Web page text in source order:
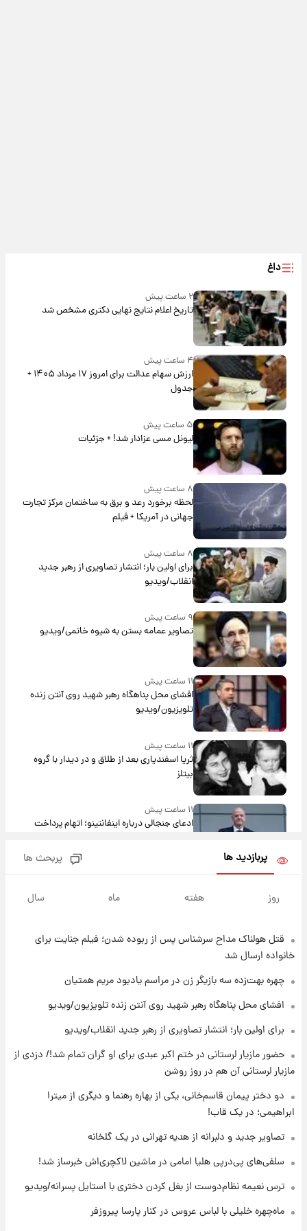
داغ
۲ ساعت پیش
تاریخ اعلام نتایج نهایی دکتری مشخص شد
۴ ساعت پیش
ارزش سهام عدالت برای امروز ۱۷ مرداد ۱۴۰۵ +
جدول
۵ ساعت پیش
لیونل مسی عزادار شد! + جزئیات
۸ ساعت پیش
لحظه برخورد رعد و برق به ساختمان مرکز تجارت
جهانی در آمریکا + فیلم
۸ ساعت پیش
برای اولین بار؛ انتشار تصاویری از رهبر جدید
انقلاب/ویدیو
۹ ساعت پیش
تصاویر عمامه بستن به شیوه خاتمی/ویدیو
۱۱ ساعت پیش
افشای محل پناهگاه‌ رهبر شهید روی آنتن زنده
تلویزیون/ویدیو
۱۱ ساعت پیش
ثریا اسفندیاری بعد از طلاق و در دیدار با گروه
بیتلز
۱۱ ساعت پیش
ادعای جنجالی درباره اینفانتینو؛ اتهام پرداخت
آلزایمر و زوال عقل افزایش می‌یابد؟
۱۲ ساعت پیش
۱۲ ساعت پیش
مرداد ۱۴۰۵ +جدول
۱۳ ساعت پیش
با قدرتمندترین و بادوام ترین تانک جهان آشنا
شوید+ فیلم
۱۳ ساعت پیش
+جدول
۱۴ ساعت پیش
قیمت محصولات ایران‌خودرو و سایپا امروز شنبه
پربازدید ها پربحث ها
روز هفته ماه سال
قتل هولناک مداح سرشناس پس از ربوده شدن؛ فیلم جنایت برای
خانواده ارسال شد
چهره بهت‌زده سه بازیگر زن در مراسم یادبود مریم همتیان
افشای محل پناهگاه‌ رهبر شهید روی آنتن زنده تلویزیون/ویدیو
برای اولین بار؛ انتشار تصاویری از رهبر جدید انقلاب/ویدیو
حضور مازیار لرستانی در ختم اکبر عبدی برای او گران تمام شد!/ دزدی از
مازیار لرستانی آن هم در روز روشن
دو دختر پیمان قاسم‌خانی، یکی از بهاره رهنما و دیگری از میترا
ابراهیمی؛ در یک قاب!
تصاویر جدید و دلبرانه از هدیه تهرانی در یک گلخانه
سلفی‌های پی‌درپی هلیا امامی در ماشین لاکچری‌اش خبرساز شد!
ترس نعیمه نظام‌دوست از بغل کردن دختری با استایل پسرانه/ویدیو
ماه‌چهره خلیلی با لباس عروس در کنار پارسا پیروزفر